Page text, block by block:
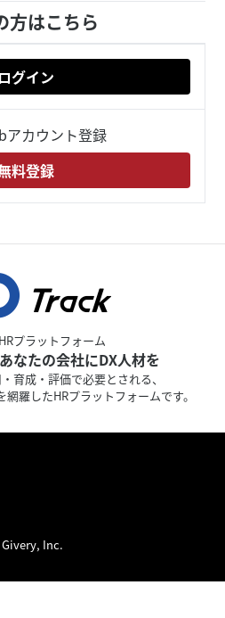
方はこちら
ログイン
カウント登録
料登録
プラットフォーム
なたの会社にDX人材を
育成・評価で必要とされる、
羅したHRプラットフォームです。
Inc.